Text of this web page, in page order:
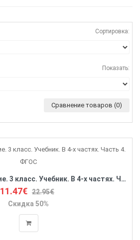
Сортировка:
Показать:
Сравнение товаров (0)
Литературное чтение. 3 класс. Учебник. В 4-х частях. Часть 4. ФГОС
11.47€ 22.95€
Скидка 50%